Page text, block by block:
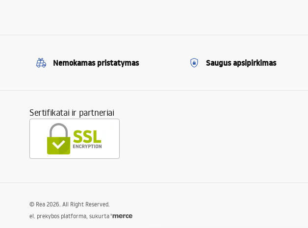
Nemokamas pristatymas Saugus apsipirkimas
Sertifikatai ir partneriai
© Rea 2026. All Right Reserved.
el. prekybos platforma, sukurta